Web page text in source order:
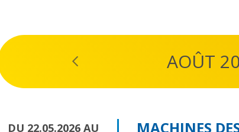
AOÛT
DU 22.05.2026 AU
MACHINES